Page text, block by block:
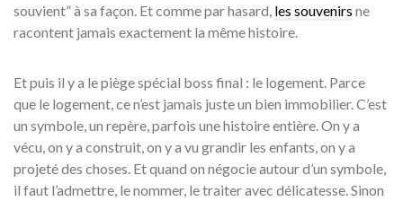
souvient” à sa façon. Et comme par hasard, les souvenirs ne
racontent jamais exactement la même histoire.
Et puis il y a le piège spécial boss final : le logement. Parce
que le logement, ce n’est jamais juste un bien immobilier. C’est
un symbole, un repère, parfois une histoire entière. On y a
vécu, on y a construit, on y a vu grandir les enfants, on y a
projeté des choses. Et quand on négocie autour d’un symbole,
il faut l’admettre, le nommer, le traiter avec délicatesse. Sinon